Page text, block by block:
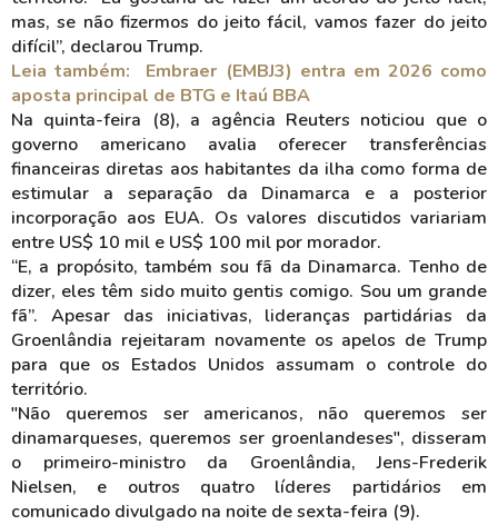
mas, se não fizermos do jeito fácil, vamos fazer do jeito
difícil”, declarou Trump.
Leia também: Embraer (EMBJ3) entra em 2026 como
aposta principal de BTG e Itaú BBA
Na quinta-feira (8), a agência Reuters noticiou que o
governo americano avalia oferecer transferências
financeiras diretas aos habitantes da ilha como forma de
estimular a separação da Dinamarca e a posterior
incorporação aos EUA. Os valores discutidos variariam
entre US$ 10 mil e US$ 100 mil por morador.
“E, a propósito, também sou fã da Dinamarca. Tenho de
dizer, eles têm sido muito gentis comigo. Sou um grande
fã”. Apesar das iniciativas, lideranças partidárias da
Groenlândia rejeitaram novamente os apelos de Trump
para que os Estados Unidos assumam o controle do
território.
"Não queremos ser americanos, não queremos ser
dinamarqueses, queremos ser groenlandeses", disseram
o primeiro-ministro da Groenlândia, Jens-Frederik
Nielsen, e outros quatro líderes partidários em
comunicado divulgado na noite de sexta-feira (9).